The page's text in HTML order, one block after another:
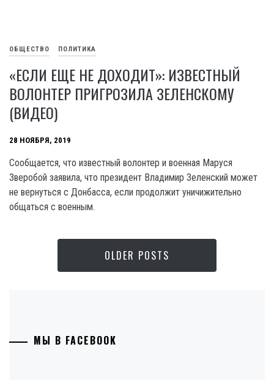
ОБЩЕСТВО ПОЛИТИКА
«ЕСЛИ ЕЩЕ НЕ ДОХОДИТ»: ИЗВЕСТНЫЙ
ВОЛОНТЕР ПРИГРОЗИЛА ЗЕЛЕНСКОМУ
(ВИДЕО)
28 НОЯБРЯ, 2019
Сообщается, что известный волонтер и военная Маруся
Зверобой заявила, что президент Владимир Зеленский может
не вернуться с Донбасса, если продолжит уничижительно
общаться с военным.
OLDER POSTS
МЫ В FACEBOOK